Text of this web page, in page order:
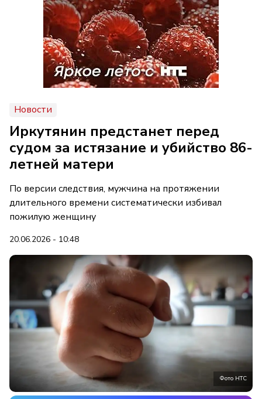
Новости
Иркутянин предстанет перед
судом за истязание и убийство 86-
летней матери
По версии следствия, мужчина на протяжении
длительного времени систематически избивал
пожилую женщину
20.06.2026 - 10:48
Фото НТС